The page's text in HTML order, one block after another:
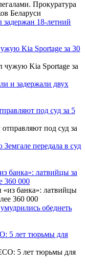
18-летний
Kia Sportage за 30
и задержали двух
под суд за 5
передала в суд
банка»: латвийцы за
360 000
обеднеть
5 лет тюрьмы для